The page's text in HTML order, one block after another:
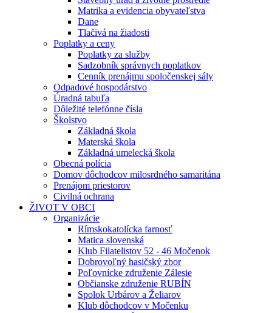
Matrika a evidencia obyvateľstva
Dane
Tlačivá na žiadosti
Poplatky a ceny
Poplatky za služby
Sadzobník správnych poplatkov
Cenník prenájmu spoločenskej sály
Odpadové hospodárstvo
Úradná tabuľa
Dôležité telefónne čísla
Školstvo
Základná škola
Materská škola
Základná umelecká škola
Obecná polícia
Domov dôchodcov milosrdného samaritána
Prenájom priestorov
Civilná ochrana
ŽIVOT V OBCI
Organizácie
Rímskokatolícka farnosť
Matica slovenská
Klub Filatelistov 52 - 46 Močenok
Dobrovoľný hasičský zbor
Poľovnícke združenie Zálesie
Občianske združenie RUBÍN
Spolok Urbárov a Želiarov
Klub dôchodcov v Močenku